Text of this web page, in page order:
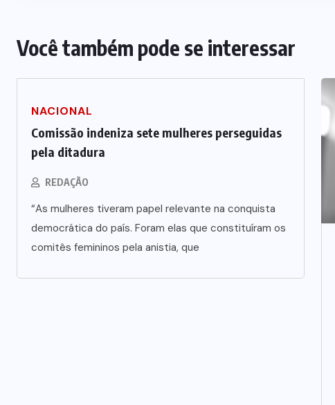
Você também pode se interessar
NACIONAL
Comissão indeniza sete mulheres perseguidas
pela ditadura
REDAÇÃO
“As mulheres tiveram papel relevante na conquista
democrática do país. Foram elas que constituíram os
comitês femininos pela anistia, que